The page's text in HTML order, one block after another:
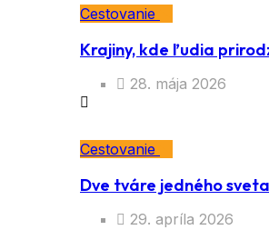
Cestovanie
Krajiny, kde ľudia
28. mája 2026
Cestovanie
Dve tváre jedného sveta
29. apríla 2026